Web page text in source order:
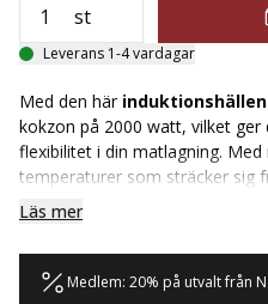
st
Leverans 1-4 vardagar
Med den härinduktionshällen
kokzon på 2000 watt, vilket
flexibilitet i din matlagning.
temperaturer som sträcker sig
anpassa värmen efter varje
använda som extra
räcker till. Den stilrena
Läs mer
Medlem: 20% på utvalt från